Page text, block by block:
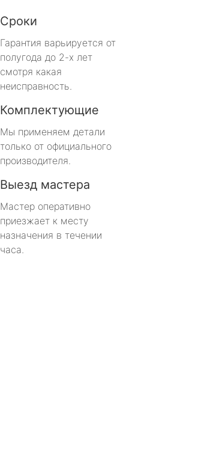
Сроки
Гарантия варьируется от
полугода до 2-х лет
смотря какая
неисправность.
Комплектующие
Мы применяем детали
только от официального
производителя.
Выезд мастера
Мастер оперативно
приезжает к месту
назначения в течении
часа.